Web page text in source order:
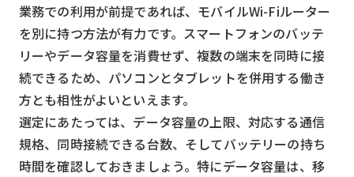
業務での利用が前提であれば、モバイルWi-Fiルーター
を別に持つ方法が有力です。スマートフォンのバッテ
リーやデータ容量を消費せず、複数の端末を同時に接
続できるため、パソコンとタブレットを併用する働き
方とも相性がよいといえます。
選定にあたっては、データ容量の上限、対応する通信
規格、同時接続できる台数、そしてバッテリーの持ち
時間を確認しておきましょう。特にデータ容量は、移